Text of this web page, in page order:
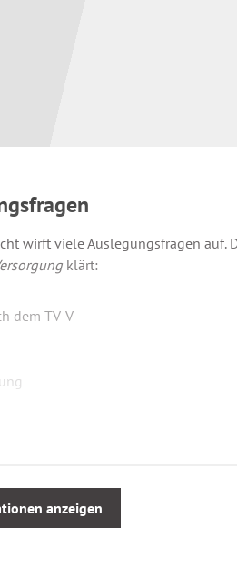
wirft viele Auslegungsfragen auf.
klärt:
dem TV-V
sowie aktuellen
anzeigen